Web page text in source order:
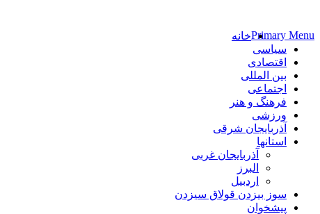
Primary Menuخانه
سیاسی
اقتصادی
بین المللی
اجتماعی
فرهنگ و هنر
ورزشی
آذربایجان شرقی
استانها
آذربایجان غربی
البرز
اردبیل
سوز بیزدن قولاق سیزدن
پیشخوان